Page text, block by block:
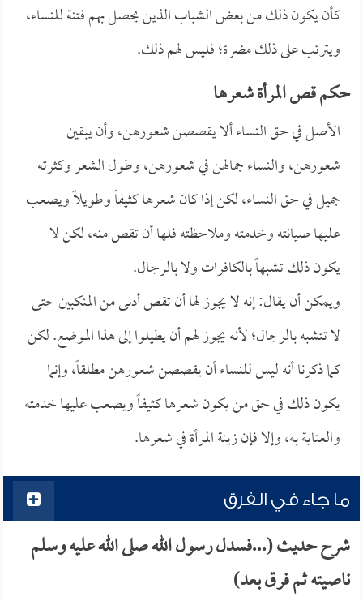
كأن يكون ذلك من بعض الشباب الذين يحصل بهم فتنة للنساء،
ويترتب على ذلك مضرة؛ فليس لهم ذلك.
حكم قص المرأة شعرها
الأصل في حق النساء ألا يقصصن شعورهن، وأن يبقين
شعورهن، والنساء جمالهن في شعورهن، وطول الشعر وكثرته
جميل في حق النساء، لكن إذا كان شعرها كثيفاً وطويلاً ويصعب
عليها صيانته وخدمته وملاحظته فلها أن تقص منه، لكن لا
يكون ذلك تشبهاً بالكافرات ولا بالرجال.
ويمكن أن يقال: إنه لا يجوز لها أن تقص أدنى من المنكبين حتى
لا تتشبه بالرجال؛ لأنه يجوز لهم أن يطيلوا إلى هذا الموضع. لكن
كما ذكرنا أنه ليس للنساء أن يقصصن شعورهن مطلقاً، وإنما
يكون ذلك في حق من يكون شعرها كثيفاً ويصعب عليها خدمته
والعناية به، وإلا فإن زينة المرأة في شعرها.
ما جاء في الفرق
شرح حديث (...فسدل رسول الله صلى الله عليه وسلم
ناصيته ثم فرق بعد)